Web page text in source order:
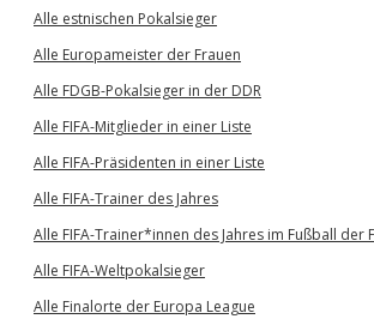
Alle estnischen Pokalsieger
Alle Europameister der Frauen
Alle FDGB-Pokalsieger in der DDR
Alle FIFA-Mitglieder in einer Liste
Alle FIFA-Präsidenten in einer Liste
Alle FIFA-Trainer des Jahres
Alle FIFA-Trainer*innen des Jahres im Fußball der
Alle FIFA-Weltpokalsieger
Alle Finalorte der Europa League